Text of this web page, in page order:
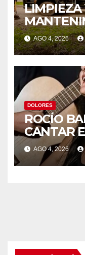
LIMPIEZA
DE
AGO 4, 2026
DOLORES
ROCÍO
CANTAR
AGO 4, 2026